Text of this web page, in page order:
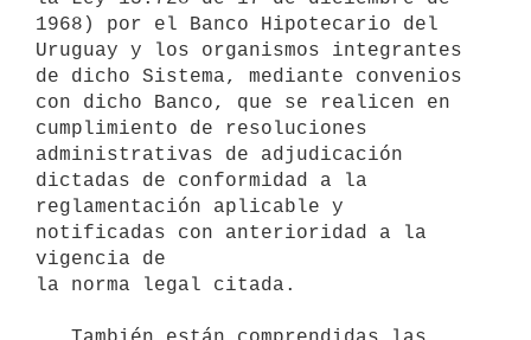
1968) por el Banco Hipotecario del
Uruguay y los organismos integrantes
de dicho Sistema, mediante convenios
con dicho Banco, que se realicen en
cumplimiento de resoluciones
administrativas de adjudicación
dictadas de conformidad a la
reglamentación aplicable y
notificadas con anterioridad a la
vigencia de
la norma legal citada.